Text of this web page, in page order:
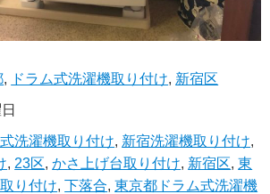
, ドラム式洗濯機取り付け, 新宿区
洗濯機取り付け, 新宿洗濯機取り付け,
, 23区,かさ上げ台取り付け, 新宿区,東
り付け,下落合,東京都ドラム式洗濯機